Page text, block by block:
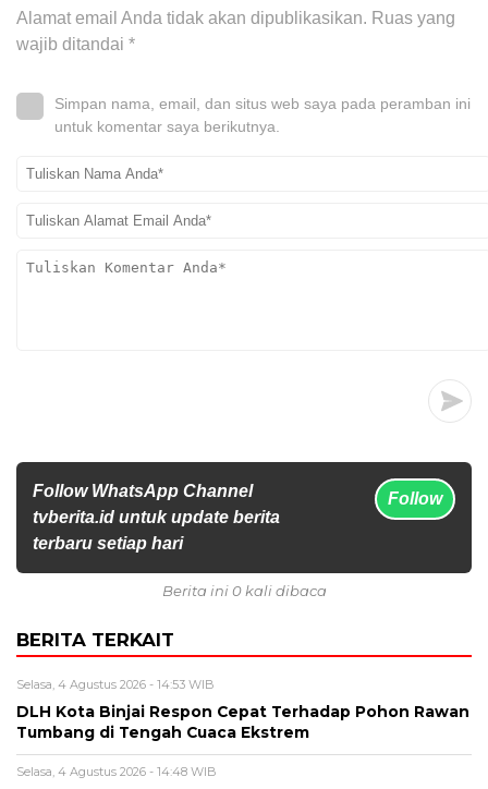
Alamat email Anda tidak akan dipublikasikan. Ruas yang
wajib ditandai *
Simpan nama, email, dan situs web saya pada peramban ini
untuk komentar saya berikutnya.
Follow WhatsApp Channel
tvberita.id untuk update berita
terbaru setiap hari
Follow
Berita ini 0 kali dibaca
BERITA TERKAIT
Selasa, 4 Agustus 2026 - 14:53 WIB
DLH Kota Binjai Respon Cepat Terhadap Pohon Rawan
Tumbang di Tengah Cuaca Ekstrem
Selasa, 4 Agustus 2026 - 14:48 WIB